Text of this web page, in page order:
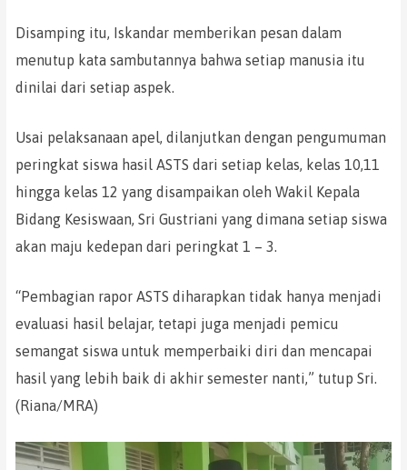
Disamping itu, Iskandar memberikan pesan dalam
menutup kata sambutannya bahwa setiap manusia itu
dinilai dari setiap aspek.
Usai pelaksanaan apel, dilanjutkan dengan pengumuman
peringkat siswa hasil ASTS dari setiap kelas, kelas 10,11
hingga kelas 12 yang disampaikan oleh Wakil Kepala
Bidang Kesiswaan, Sri Gustriani yang dimana setiap siswa
akan maju kedepan dari peringkat 1 – 3.
“Pembagian rapor ASTS diharapkan tidak hanya menjadi
evaluasi hasil belajar, tetapi juga menjadi pemicu
semangat siswa untuk memperbaiki diri dan mencapai
hasil yang lebih baik di akhir semester nanti,” tutup Sri.
(Riana/MRA)